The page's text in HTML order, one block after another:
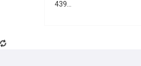
439...